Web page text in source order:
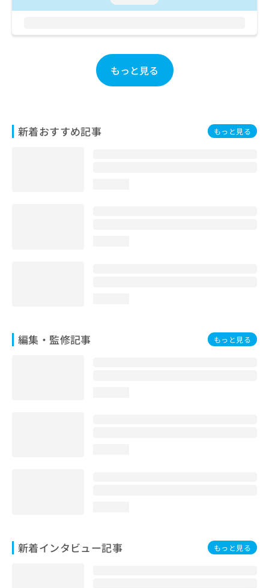
もっと見る
新着おすすめ記事 もっと見る
編集・監修記事 もっと見る
新着インタビュー記事 もっと見る
お
い